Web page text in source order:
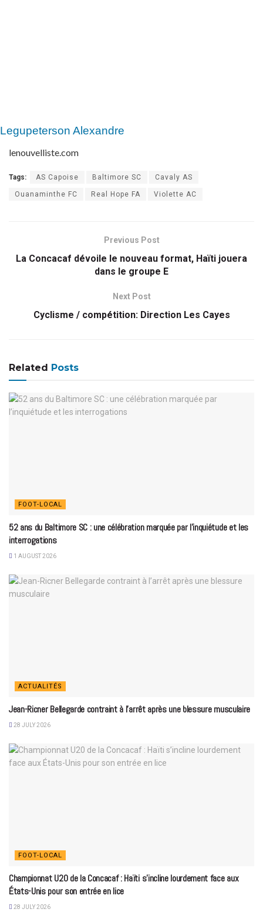
Legupeterson Alexandre
lenouvelliste.com
Tags: AS Capoise Baltimore SC Cavaly AS
Ouanaminthe FC Real Hope FA Violette AC
Previous Post
La Concacaf dévoile le nouveau format, Haïti jouera
dans le groupe E
Next Post
Cyclisme / compétition: Direction Les Cayes
Related Posts
FOOT-LOCAL
52 ans du Baltimore SC : une célébration marquée par l’inquiétude et les
interrogations
1 AUGUST 2026
ACTUALITÉS
Jean-Ricner Bellegarde contraint à l’arrêt après une blessure musculaire
28 JULY 2026
FOOT-LOCAL
Championnat U20 de la Concacaf : Haïti s’incline lourdement face aux
États-Unis pour son entrée en lice
28 JULY 2026